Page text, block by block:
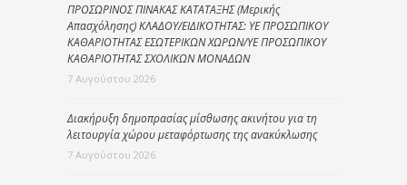
ΠΡΟΣΩΡΙΝΟΣ ΠΙΝΑΚΑΣ ΚΑΤΑΤΑΞΗΣ (Μερικής
Απασχόλησης) ΚΛΑΔΟΥ/ΕΙΔΙΚΟΤΗΤΑΣ: ΥΕ ΠΡΟΣΩΠΙΚΟΥ
ΚΑΘΑΡΙΟΤΗΤΑΣ ΕΣΩΤΕΡΙΚΩΝ ΧΩΡΩΝ/ΥΕ ΠΡΟΣΩΠΙΚΟΥ
ΚΑΘΑΡΙΟΤΗΤΑΣ ΣΧΟΛΙΚΩΝ ΜΟΝΑΔΩΝ
7 Αυγούστου 2026
Διακήρυξη δημοπρασίας μίσθωσης ακινήτου για τη
λειτουργία χώρου μεταφόρτωσης της ανακύκλωσης
7 Αυγούστου 2026